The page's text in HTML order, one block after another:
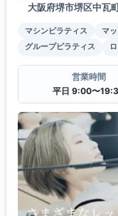
大阪府堺市堺区中瓦
マシンピラティス マ
グループピラティス
営業時間
平日 9:00〜